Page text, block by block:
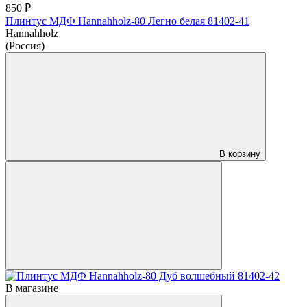
850 ₽
Плинтус МДФ Hannahholz-80 Легно белая 81402-41
Hannahholz
(Россия)
В корзину
В магазине